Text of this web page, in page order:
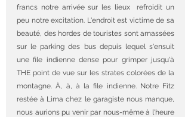
francs notre arrivée sur les lieux  refroidit un
peu notre excitation. L'endroit est victime de sa
beauté, des hordes de touristes sont amassées
sur le parking des bus depuis lequel s'ensuit
une file indienne dense pour grimper jusqu'à
THE point de vue sur les strates colorées de la
montagne. À, à, à la file indienne. Notre Fitz
restée à Lima chez le garagiste nous manque,
nous aurions pu venir par nous-même à l'heure